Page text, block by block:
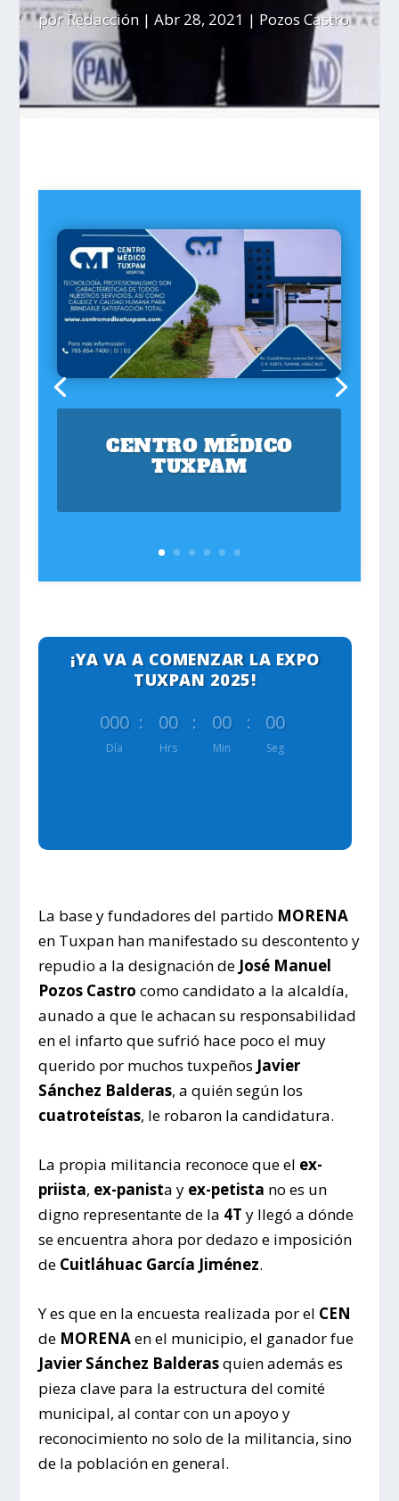
porRedacción| Abr 28, 2021 | Pozos Castro
CENTRO MÉDICO
TUXPAM
¡YA VA A COMENZAR LA EXPO
TUXPAN 2025!
000
Día
: 00
Hrs
: 00
Min
: 00
Seg
La base y fundadores del partido MORENA
en Tuxpan han manifestado su descontento y
repudio a la designación de José Manuel
Pozos Castro como candidato a la alcaldía,
aunado a que le achacan su responsabilidad
en el infarto que sufrió hace poco el muy
querido por muchos tuxpeños Javier
Sánchez Balderas, a quién según los
cuatroteístas, le robaron la candidatura.
La propia militancia reconoce que el ex-
priista, ex-panista y ex-petista no es un
digno representante de la 4T y llegó a dónde
se encuentra ahora por dedazo e imposición
de Cuitláhuac García Jiménez.
Y es que en la encuesta realizada por el CEN
de MORENAen el municipio, el ganador fue
Javier Sánchez Balderasquien además es
pieza clave para la estructura del comité
municipal, al contar con un apoyo y
reconocimiento no solo de la militancia, sino
de la población en general.